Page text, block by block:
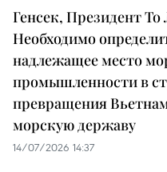
Генсек, Президент То
Необходимо
надлежащее место
промышленности в
превращения
морскую державу
14/07/2026 14:37